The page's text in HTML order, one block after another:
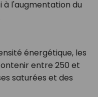
à l'augmentation du
énergétique, les
entre 250 et
saturées et des